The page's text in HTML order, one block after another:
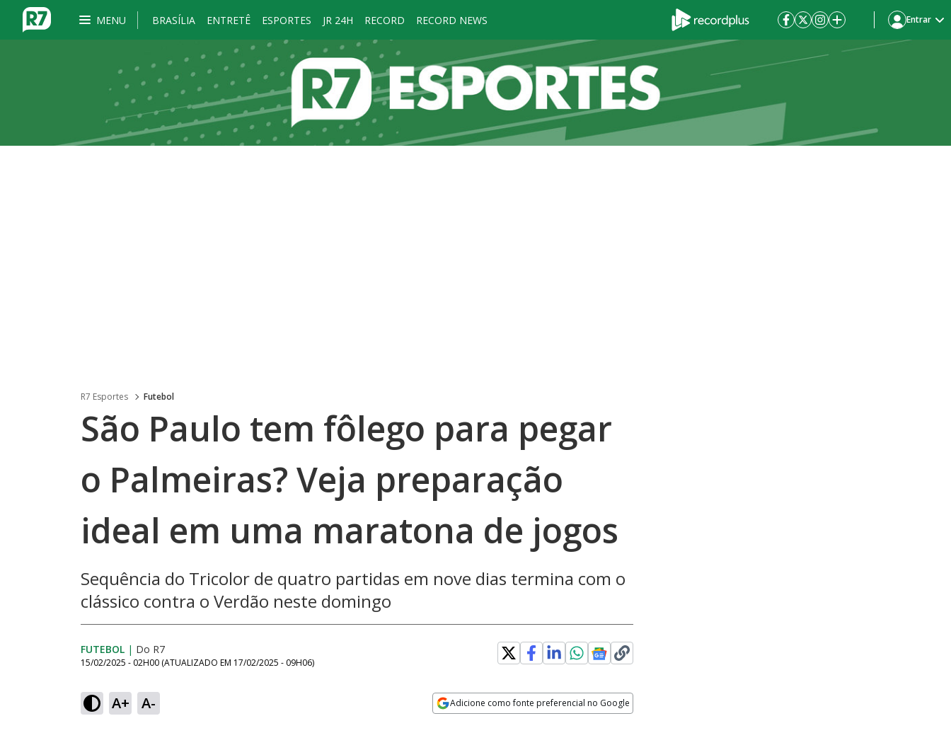
MENU BRASÍLIA ENTRETÊ ESPORTES JR 24H RECORD RECORD NEWS Entrar
R7 Esportes Futebol
São Paulo tem fôlego para pegar
o Palmeiras? Veja preparação
ideal em uma maratona de jogos
Sequência do Tricolor de quatro partidas em nove dias termina com o
clássico contra o Verdão neste domingo
FUTEBOL | Do R7
15/02/2025 - 02H00 (ATUALIZADO EM 17/02/2025 - 09H06)
A+ A- Adicione como fonte preferencial no Google